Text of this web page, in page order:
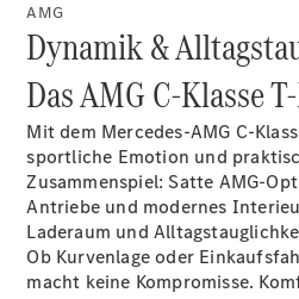
Übersicht
140 Jahre
Innovation
Mercedes-
Benz
Store
AMG
Dynamik &
Das AMG C-Klasse
Mit dem Mercedes‑AMG
sportliche Emotion und
Zusammenspiel: Satte AMG-
Antriebe und modernes
Laderaum und
Ob Kurvenlage oder
macht keine Kompromisse.